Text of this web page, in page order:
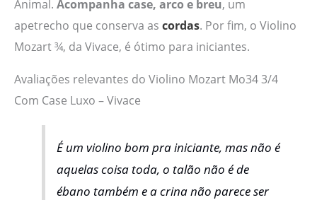
Animal. Acompanha case, arco e breu, um
apetrecho que conserva as cordas. Por fim, o Violino
Mozart ¾, da Vivace, é ótimo para iniciantes.
Avaliações relevantes do Violino Mozart Mo34 3/4
Com Case Luxo – Vivace
É um violino bom pra iniciante, mas não é
aquelas coisa toda, o talão não é de
ébano também e a crina não parece ser